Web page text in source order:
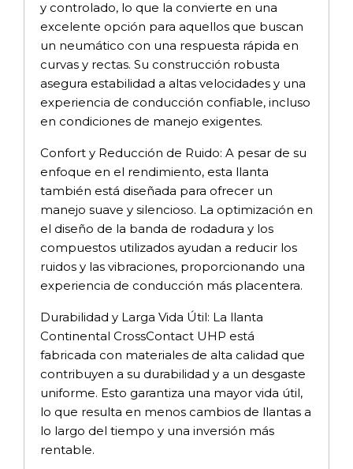
y controlado, lo que la convierte en una
excelente opción para aquellos que buscan
un neumático con una respuesta rápida en
curvas y rectas. Su construcción robusta
asegura estabilidad a altas velocidades y una
experiencia de conducción confiable, incluso
en condiciones de manejo exigentes.
Confort y Reducción de Ruido: A pesar de su
enfoque en el rendimiento, esta llanta
también está diseñada para ofrecer un
manejo suave y silencioso. La optimización en
el diseño de la banda de rodadura y los
compuestos utilizados ayudan a reducir los
ruidos y las vibraciones, proporcionando una
experiencia de conducción más placentera.
Durabilidad y Larga Vida Útil: La llanta
Continental CrossContact UHP está
fabricada con materiales de alta calidad que
contribuyen a su durabilidad y a un desgaste
uniforme. Esto garantiza una mayor vida útil,
lo que resulta en menos cambios de llantas a
lo largo del tiempo y una inversión más
rentable.